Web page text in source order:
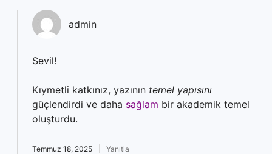
admin
Sevil!
Kıymetli katkınız, yazının temel yapısını
güçlendirdi ve daha sağlam bir akademik temel
oluşturdu.
Temmuz 18, 2025 Yanıtla